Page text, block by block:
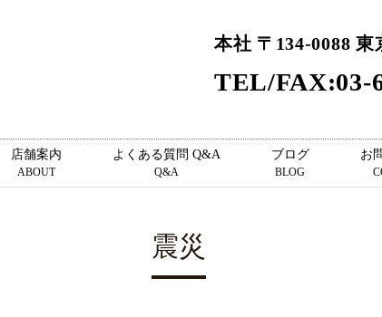
本社 〒134-0088
TEL/FAX:03-
店舗案内
ABOUT
よくある質問 Q&A
Q&A
ブログ
BLOG
お
震災